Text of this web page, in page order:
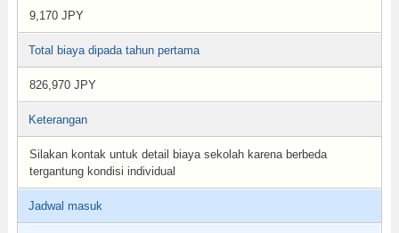
9,170 JPY
Total biaya dipada tahun pertama
826,970 JPY
Keterangan
Silakan kontak untuk detail biaya sekolah karena berbeda
tergantung kondisi individual
Jadwal masuk